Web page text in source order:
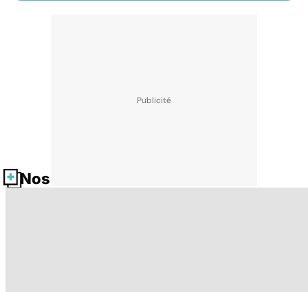
Nos fiches santé